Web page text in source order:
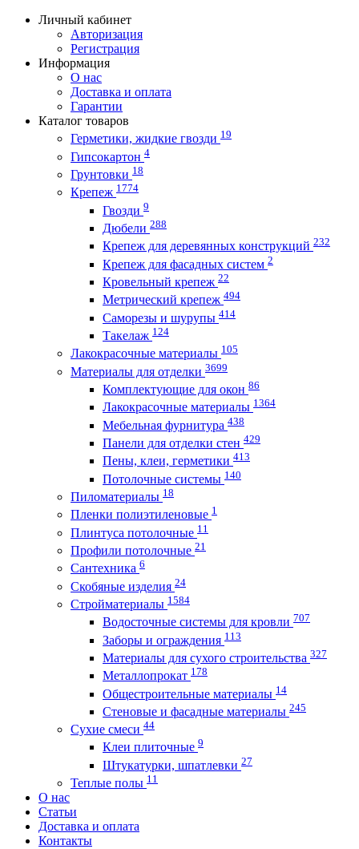
Личный кабинет
Авторизация
Регистрация
Информация
О нас
Доставка и оплата
Гарантии
Каталог товаров
Герметики, жидкие гвозди 19
Гипсокартон 4
Грунтовки 18
Крепеж 1774
Гвозди 9
Дюбели 288
Крепеж для деревянных конструкций 232
Крепеж для фасадных систем 2
Кровельный крепеж 22
Метрический крепеж 494
Саморезы и шурупы 414
Такелаж 124
Лакокрасочные материалы 105
Материалы для отделки 3699
Комплектующие для окон 86
Лакокрасочные материалы 1364
Мебельная фурнитура 438
Панели для отделки стен 429
Пены, клеи, герметики 413
Потолочные системы 140
Пиломатериалы 18
Пленки полиэтиленовые 1
Плинтуса потолочные 11
Профили потолочные 21
Сантехника 6
Скобяные изделия 24
Стройматериалы 1584
Водосточные системы для кровли 707
Заборы и ограждения 113
Материалы для сухого строительства 327
Металлопрокат 178
Общестроительные материалы 14
Стеновые и фасадные материалы 245
Сухие смеси 44
Клеи плиточные 9
Штукатурки, шпатлевки 27
Теплые полы 11
О нас
Статьи
Доставка и оплата
Контакты